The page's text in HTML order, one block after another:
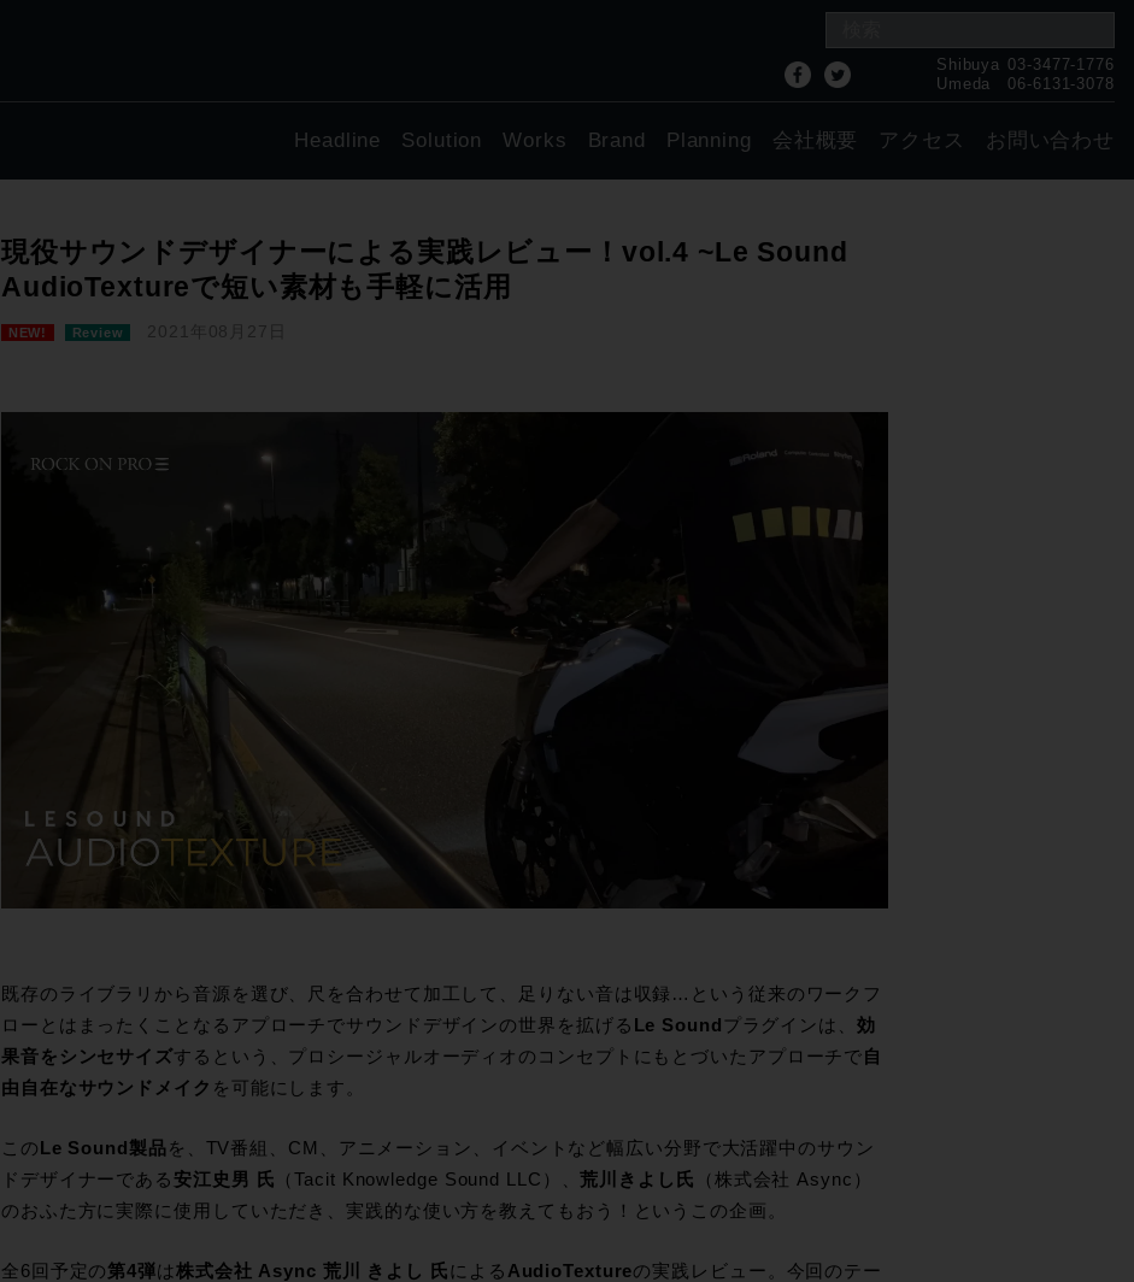
Shibuya 03-3477-1776
Umeda
06-6131-3078
Headline Solution Works Brand Planning 会社概要 アクセス お問い合わせ
現役サウンドデザイナーによる実践レビュー！vol.4 ~Le Sound
AudioTextureで短い素材も手軽に活用
NEW! Review 2021年08月27日
既存のライブラリから音源を選び、尺を合わせて加工して、足りない音は収録…という従来のワークフ
ローとはまったくことなるアプローチでサウンドデザインの世界を拡げる Le Sound プラグインは、 効
果音をシンセサイズするという、プロシージャルオーディオのコンセプトにもとづいたアプローチで自
由自在なサウンドメイク を可能にします。
この Le Sound製品を、TV番組、CM、アニメーション、イベントなど幅広い分野で大活躍中のサウン
ドデザイナーである 安江史男 氏 （Tacit Knowledge Sound LLC）、荒川きよし氏
（株式会社 Async）
のおふた方に実際に使用していただき、実践的な使い方を教えてもおう！というこの企画。
全6回予定の第4弾は株式会社 Async 荒川 きよし 氏による AudioTextureの実践レビュー。今回のテー